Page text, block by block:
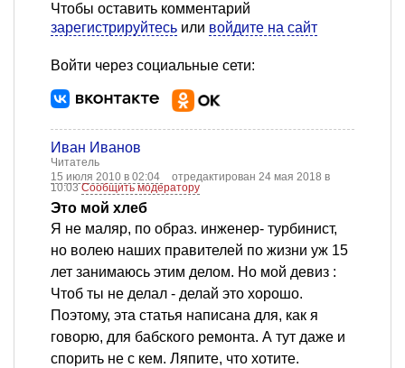
Чтобы оставить комментарий
зарегистрируйтесь или войдите на сайт
Войти через социальные сети:
Иван Иванов
Читатель
15 июля 2010 в 02:04
отредактирован 24 мая 2018 в
10:03Сообщить модератору
Это мой хлеб
Я не маляр, по образ. инженер- турбинист,
но волею наших правителей по жизни уж 15
лет занимаюсь этим делом. Но мой девиз :
Чтоб ты не делал - делай это хорошо.
Поэтому, эта статья написана для, как я
говорю, для бабского ремонта. А тут даже и
спорить не с кем. Ляпите, что хотите.